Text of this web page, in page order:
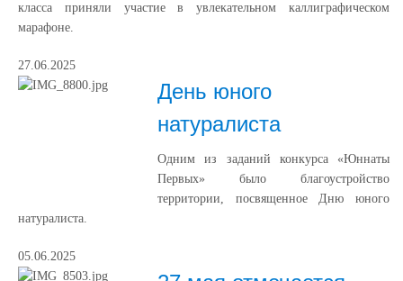
класса приняли участие в увлекательном каллиграфическом
марафоне.
27.06.2025
День юного
натуралиста
Одним из заданий конкурса «Юннаты
Первых» было благоустройство
территории, посвященное Дню юного
натуралиста.
05.06.2025